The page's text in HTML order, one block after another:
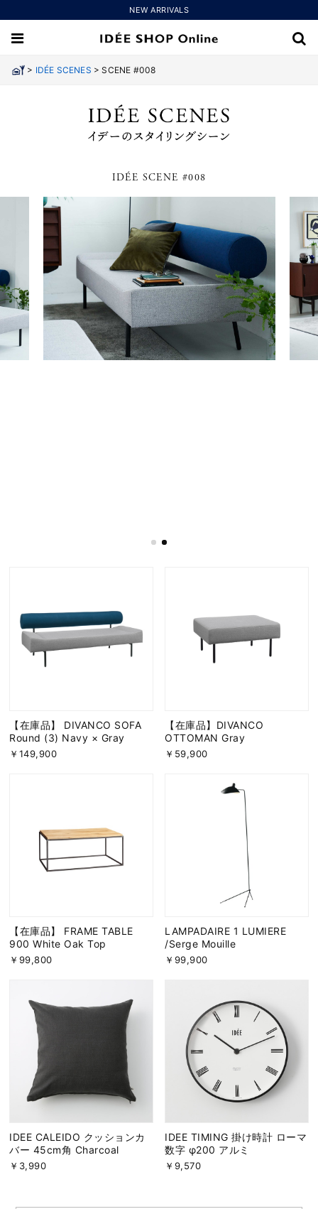
NEW ARRIVALS
> IDÉE SCENES >SCENE #008
IDÉE SCENE #008
【在庫品】 DIVANCO SOFA
Round (3) Navy × Gray
￥149,900
【在庫品】DIVANCO
OTTOMAN Gray
￥59,900
【在庫品】 FRAME TABLE
900 White Oak Top
￥99,800
LAMPADAIRE 1 LUMIERE
/Serge Mouille
￥99,900
IDEE CALEIDO クッションカ
バー 45cm角 Charcoal
￥3,990
IDEE TIMING 掛け時計 ローマ
数字 φ200 アルミ
￥9,570